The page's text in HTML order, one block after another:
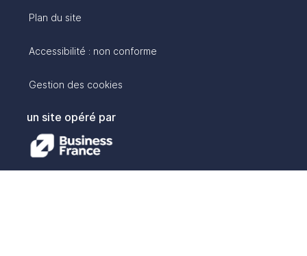
Plan du site
Accessibilité : non conforme
Gestion des cookies
un site opéré par
avec :